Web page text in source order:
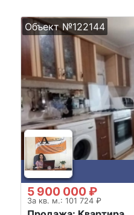
Объект №122144
5 900 000 ₽
За кв. м.: 101 724 ₽